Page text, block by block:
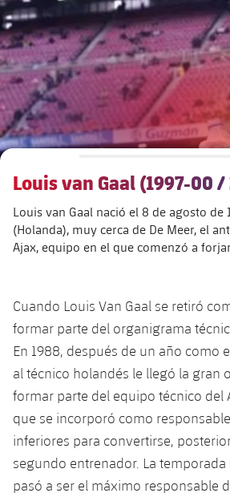
plusicon
más
Junta Directiva
Estructura ejecutiva
chevron-right
label.aria.chevronright
Órganos
chevron-right
label.aria.chevronright
Documents
Comisiones y órganos
chevron-right
label.aria.chevronright
plusicon
más
Barça Academy
Más que un club
Masia 360
La Masia
plusicon
más
Década a década
Presidentes
Entrenadores
Centro de documentación
plusicon
más
Instalaciones
Calendario
Entradas
Resultados
Clasificaciones
Jugadoras
Palmarés
Fotos
Actualidad
Calendario
Entradas
Resultados
Clasificaciones
Jugadores
Historia
Barça Legends
plusicon
más
Contacto
Jugadores
Partidos
Noticias
Sobre Nosotros
Formativo masculino
plusicon
más
Actualidad
Fotos
Juvenil A
Juvenil B
SUB15
SUB14
SUB13
SUB12
SUB11 A
Formativo femenino
plusicon
más
Fotos
Femenino B
Juvenil
SUB14 B
SUB13 B
SUB12 C
Campus Verano
PLUSICON
MÁS
Actualidad
Calendario
Entradas
Gameday Shows
Resultados
Base
plusicon
más
Base
Barça Atlètic
Junior
Cadete A
Campus Verano
PLUSICON
MÁS
Primer Equipo
plusicon
Actualidad
Louis van Gaal (1997-00
Louis van Gaal nació el 8 de agosto de
(Holanda), muy cerca de De Meer, el
Ajax, equipo en el que comenzó a
Cuando Louis Van Gaal se retiró
formar parte del organigrama
En 1988, después de un año como
al técnico holandés le llegó la gran
formar parte del equipo técnico del
que se incorporó como
inferiores para convertirse,
segundo entrenador. La temporada
pasó a ser el máximo responsable